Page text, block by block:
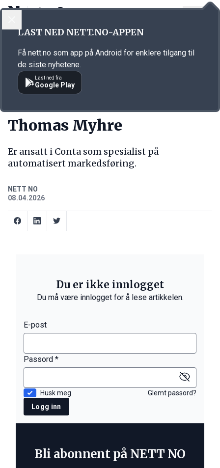
Annonsørinnhold
Thomas Myhre
Er ansatt i Conta som spesialist på
automatisert markedsføring.
NETT NO
08.04.2026
Du er ikke innlogget
Du må være innlogget for å lese artikkelen.
E-post
Passord *
Husk meg
Glemt passord?
Logg inn
Bli abonnent på NETT NO
LAST NED NETT.NO-APPEN
Få nett.no som app på Android for enklere tilgang til
de siste nyhetene.
Last ned fra
Google Play